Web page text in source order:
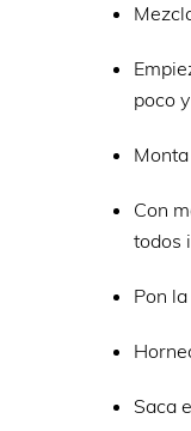
poco
Con
todos
Pon
Saca